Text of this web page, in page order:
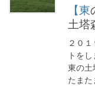
【東の土塔】奇跡の出会い：守谷市
土塔
２０
トを
東の土
たま